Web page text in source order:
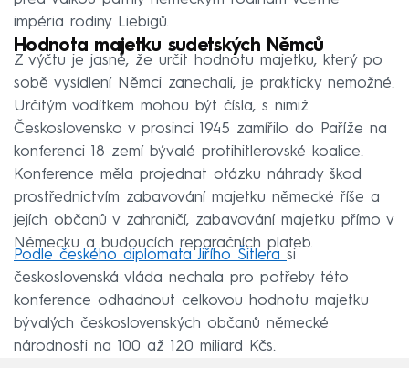
impéria rodiny Liebigů.
Hodnota majetku sudetských Němců
Z výčtu je jasné, že určit hodnotu majetku, který po
sobě vysídlení Němci zanechali, je prakticky nemožné.
Určitým vodítkem mohou být čísla, s nimiž
Československo v prosinci 1945 zamířilo do Paříže na
konferenci 18 zemí bývalé protihitlerovské koalice.
Konference měla projednat otázku náhrady škod
prostřednictvím zabavování majetku německé říše a
jejích občanů v zahraničí, zabavování majetku přímo v
Německu a budoucích reparačních plateb.
Podle českého diplomata Jiřího Šitlera si
československá vláda nechala pro potřeby této
konference odhadnout celkovou hodnotu majetku
bývalých československých občanů německé
národnosti na 100 až 120 miliard Kčs.